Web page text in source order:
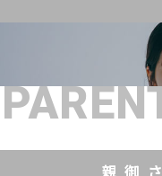
親御